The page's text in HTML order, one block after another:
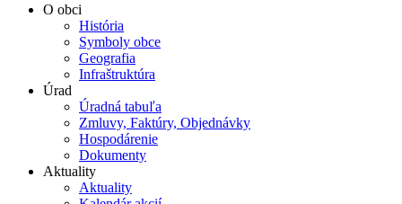
O obci
História
Symboly obce
Geografia
Infraštruktúra
Úrad
Úradná tabuľa
Zmluvy, Faktúry, Objednávky
Hospodárenie
Dokumenty
Aktuality
Aktuality